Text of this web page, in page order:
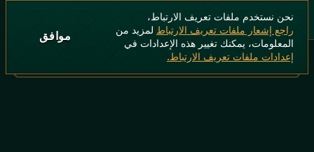
نحن نستخدم ملفات تعريف الارتباط،
راجع إشعار ملفات تعريف الارتباط لمزيد من
المعلومات، يمكنك تغيير هذه الإعدادات في
إعدادات ملفات تعريف الارتباط.
موافق